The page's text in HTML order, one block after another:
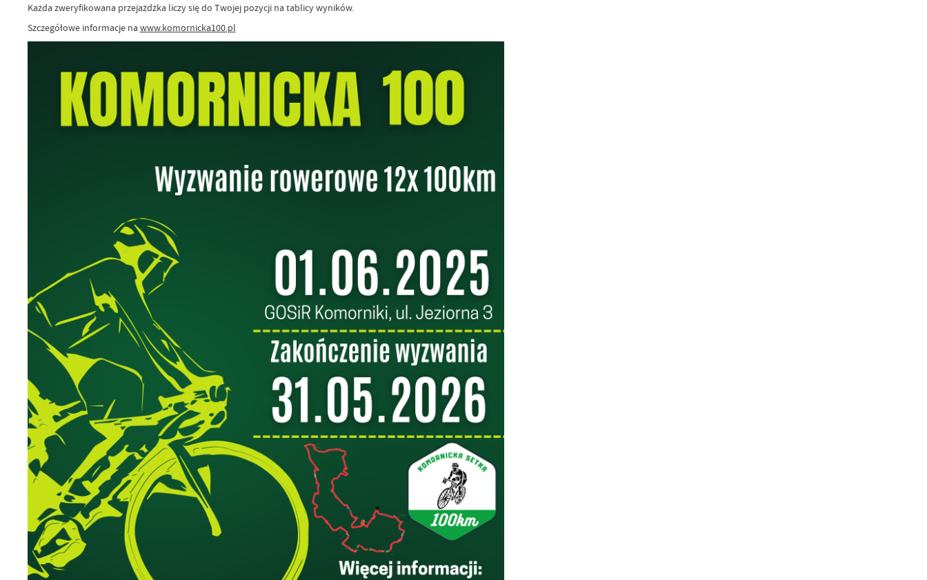
Każda zweryfikowana przejażdżka liczy się do Twojej pozycji na tablicy wyników.
Szczegółowe informacje na www.komornicka100.pl